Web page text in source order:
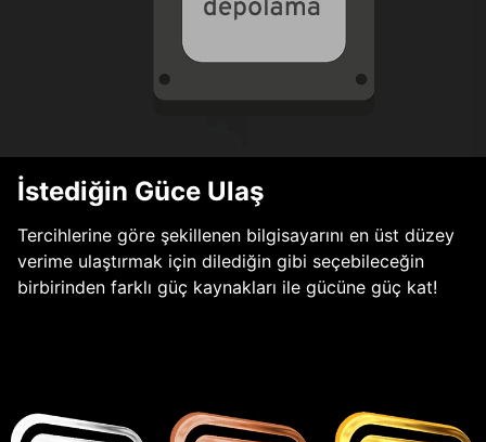
İstediğin Güce Ulaş
Tercihlerine göre şekillenen bilgisayarını en üst düzey
verime ulaştırmak için dilediğin gibi seçebileceğin
birbirinden farklı güç kaynakları ile gücüne güç kat!